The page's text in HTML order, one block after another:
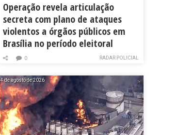
Operação revela articulação
secreta com plano de ataques
violentos a órgãos públicos em
Brasília no período eleitoral
RADAR POLICIAL
0
4 de agosto de 2026